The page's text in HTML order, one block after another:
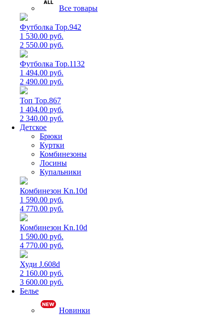
Все товары
Футболка Top.942
1 530.00 руб.
2 550.00 руб.
Футболка Top.1132
1 494.00 руб.
2 490.00 руб.
Топ Top.867
1 404.00 руб.
2 340.00 руб.
Детское
Брюки
Куртки
Комбинезоны
Лосины
Купальники
Комбинезон Kn.10d
1 590.00 руб.
4 770.00 руб.
Комбинезон Kn.10d
1 590.00 руб.
4 770.00 руб.
Худи J.608d
2 160.00 руб.
3 600.00 руб.
Белье
Новинки